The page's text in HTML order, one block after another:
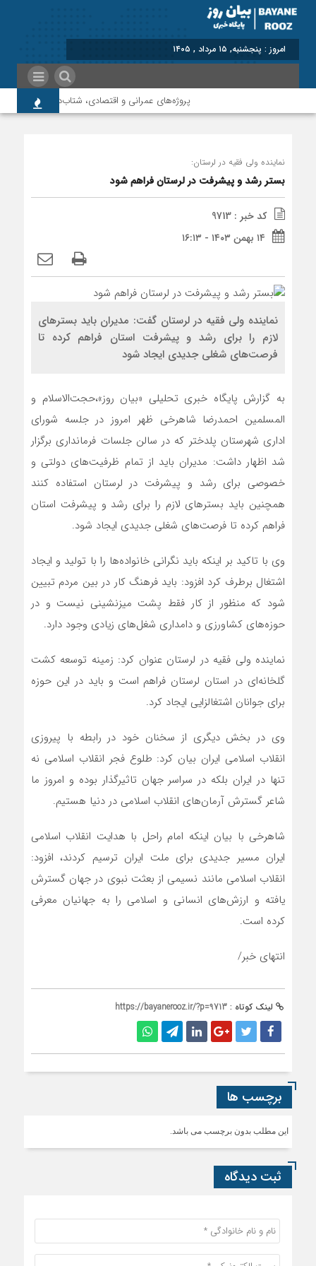
برا
پروژه‌های عمرانی و اقتصادی، شتاب‌دهنده توسعه
نماینده ولی فقیه در لرستان:
بستر رشد و پیشرفت در لرستان فراهم شود
کد خبر : 9713
۱۴ بهمن ۱۴۰۳ - ۱۶:۱۳
نماینده ولی فقیه در لرستان گفت: مدیران باید بسترهای
لازم را برای رشد و پیشرفت استان فراهم کرده تا
فرصت‌های شغلی جدیدی ایجاد شود
به گزارش پایگاه خبری تحلیلی «بیان روز»،حجت‌الاسلام و
المسلمین احمدرضا شاهرخی ظهر امروز در جلسه شورای
اداری شهرستان پلدختر که در سالن جلسات فرمانداری برگزار
شد اظهار داشت: مدیران باید از تمام ظرفیت‌های دولتی و
خصوصی برای رشد و پیشرفت در لرستان استفاده کنند
همچنین باید بسترهای لازم را برای رشد و پیشرفت استان
فراهم کرده تا فرصت‌های شغلی جدیدی ایجاد شود.
وی با تاکید بر اینکه باید نگرانی خانواده‌ها را با تولید و ایجاد
اشتغال برطرف کرد افزود: باید فرهنگ کار در بین مردم تبیین
شود که منظور از کار فقط پشت میزنشینی نیست و در
حوزه‌های کشاورزی و دامداری شغل‌های زیادی وجود دارد.
نماینده ولی فقیه در لرستان عنوان کرد: زمینه توسعه کشت
گلخانه‌ای در استان لرستان فراهم است و باید در این حوزه
برای جوانان اشتغالزایی ایجاد کرد.
وی در بخش دیگری از سخنان خود در رابطه با پیروزی
انقلاب اسلامی ایران بیان کرد: طلوع فجر انقلاب اسلامی نه
تنها در ایران بلکه در سراسر جهان تاثیرگذار بوده و امروز ما
شاعر گسترش آرمان‌های انقلاب اسلامی در دنیا هستیم.
شاهرخی با بیان اینکه امام راحل با هدایت انقلاب اسلامی
ایران مسیر جدیدی برای ملت ایران ترسیم کردند، افزود:
انقلاب اسلامی مانند نسیمی از بعثت نبوی در جهان گسترش
یافته و ارزش‌های انسانی و اسلامی را به جهانیان معرفی
کرده است.
انتهای خبر/
لینک کوتاه : https://bayanerooz.ir/?p=9713
برچسب ها
این مطلب بدون برچسب می باشد.
ثبت دیدگاه